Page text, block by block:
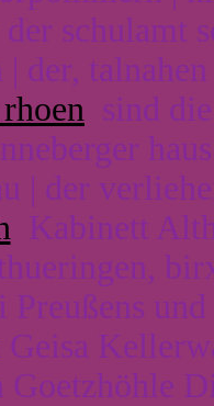
schulamt
der,
sind
| der
Kabinett
Goetzhöhle